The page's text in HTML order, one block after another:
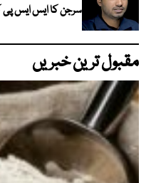
سرجن کا ایس ایس پی
مقبول ترین خبریں